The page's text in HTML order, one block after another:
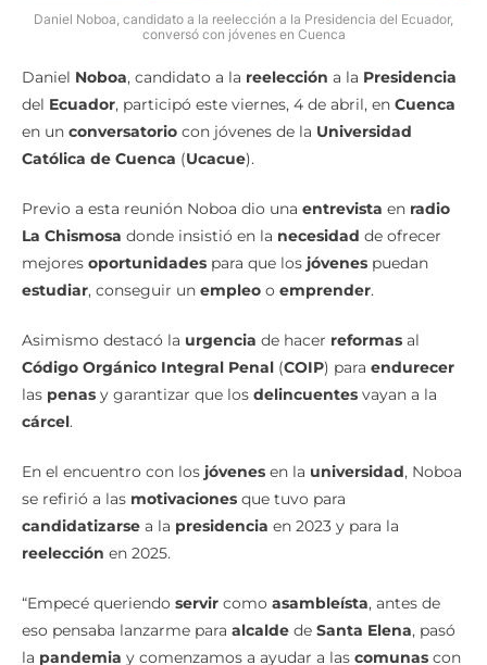
Daniel Noboa, candidato a la reelección a la Presidencia del Ecuador,
conversó con jóvenes en Cuenca
Daniel Noboa, candidato a la reelección a la Presidencia
del Ecuador, participó este viernes, 4 de abril, en Cuenca
en un conversatorio con jóvenes de la Universidad
Católica de Cuenca (Ucacue).
Previo a esta reunión Noboa dio una entrevista en radio
La Chismosa donde insistió en la necesidad de ofrecer
mejores oportunidades para que los jóvenes puedan
estudiar, conseguir un empleo o emprender.
Asimismo destacó la urgencia de hacer reformas al
Código Orgánico Integral Penal (COIP) para endurecer
las penas y garantizar que los delincuentes vayan a la
cárcel.
En el encuentro con los jóvenes en la universidad, Noboa
se refirió a las motivaciones que tuvo para
candidatizarse a la presidencia en 2023 y para la
reelección en 2025.
“Empecé queriendo servir como asambleísta, antes de
eso pensaba lanzarme para alcalde de Santa Elena, pasó
la pandemia y comenzamos a ayudar a las comunas con